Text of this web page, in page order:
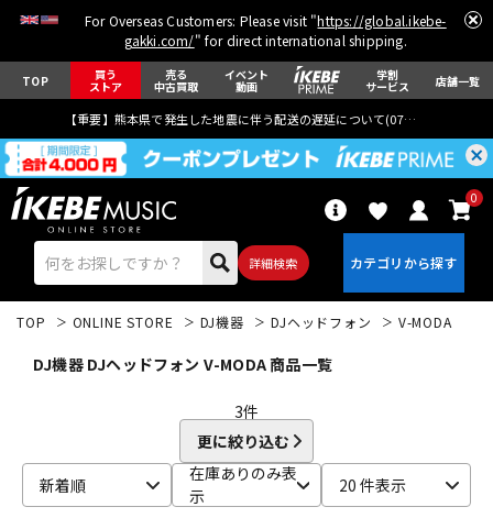
For Overseas Customers: Please visit "https://global.ikebe-
gakki.com/" for direct international shipping.
TOP 買う
ストア
売る
中古買取
イベント
動画
学割
サービス 店舗一覧
【重要】熊本県で発生した地震に伴う配送の遅延について(07月29日
詳細検索
0
TOP ONLINE STORE DJ機器 DJヘッドフォン V-MODA
DJ機器 DJヘッドフォン V-MODA 商品一覧
3件
更に絞り込む
新着順
在庫ありのみ表
示
20 件表示